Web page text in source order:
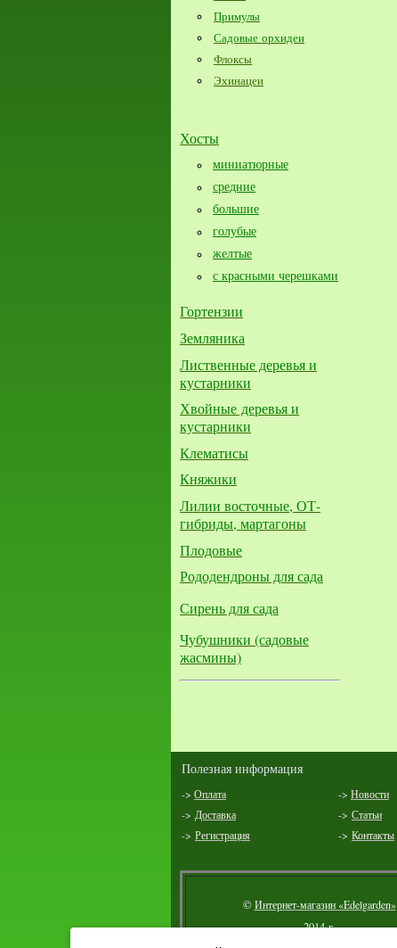
Примулы
Садовые орхидеи
Флоксы
Эхинацеи
Хосты
миниатюрные
средние
большие​
голубые
желтые
с красными черешками
Гортензии
Земляника
Лиственные деревья и
кустарники
Хвойные деревья и
кустарники
Клематисы
Княжики
Лилии восточные, ОТ-
гибриды, мартагоны
Плодовые
Рододендроны для сада
Сирень для сада
Чубушники (садовые
жасмины)
Полезная информация
-> Оплата -> Новости
-> Доставка -> Статьи
-> Регистрация -> Контакты
©Интернет-магазин «Edelgarden»
2014 г.